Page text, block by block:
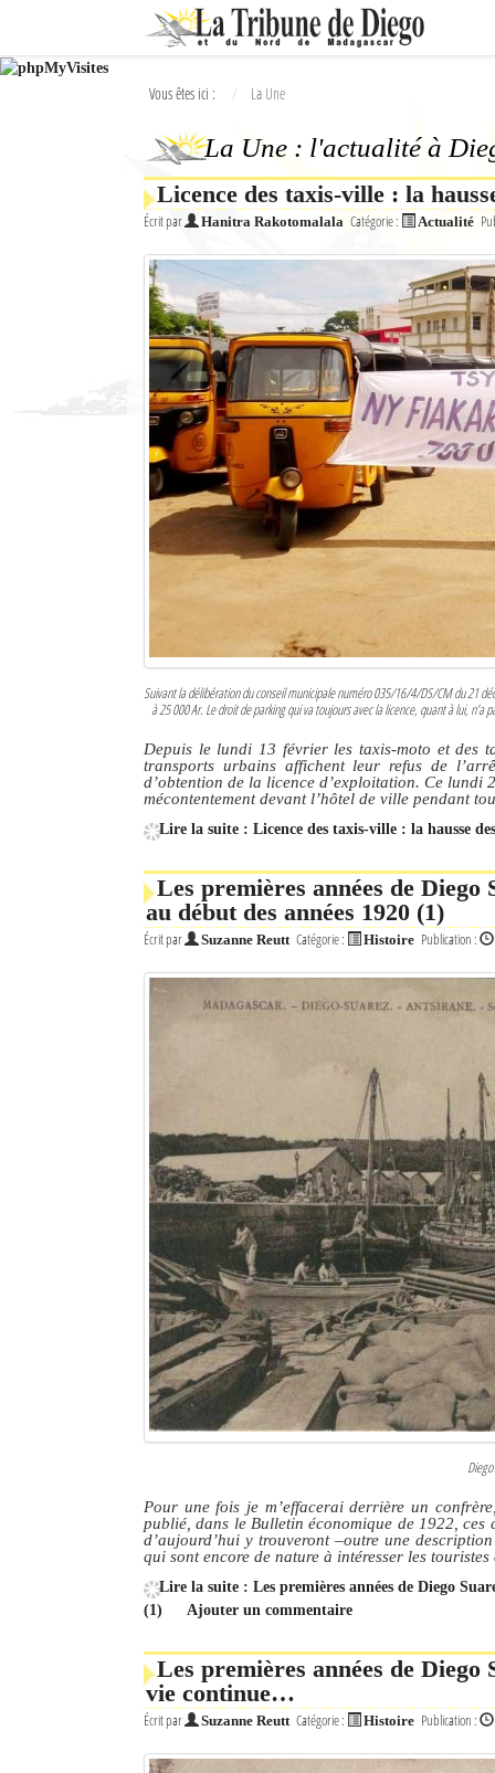
Ok
L'actualité à Diego Suarez
Le Nord de Madagascar
L'actualité du tourisme
Les Petites Annonces
La Tribune de Diego en PDF
Identifiant oublié ?
Vous êtes ici : La Une
La Une : l'actualité à
Licence des taxis-ville : la
Écrit par Hanitra Rakotomalala Catégorie : Actualité
Suivant la délibération du conseil municipale numéro 035/16/4/DS/CM du 21
à 25 000 Ar. Le droit de parking qui va toujours avec la licence, quant à lui,
Depuis le lundi 13 février les taxis-moto et des
transports urbains affichent leur refus de
d’obtention de la licence d’exploitation. Ce
mécontentement devant l’hôtel de ville pendant
Lire la suite : Licence des taxis-ville : la hausse
Les premières années de
au début des années 1920 (1)
Écrit par Suzanne Reutt Catégorie : Histoire Publication :
Pour une fois je m’effacerai derrière un
publié, dans le Bulletin économique de 1922, ces
d’aujourd’hui y trouveront –outre une
qui sont encore de nature à intéresser les touristes
Lire la suite : Les premières années de Diego
(1)
Ajouter un commentaire
Les premières années de
vie continue…
Écrit par Suzanne Reutt Catégorie : Histoire Publication :